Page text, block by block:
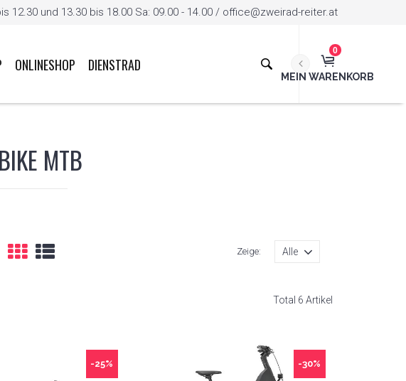
12.30 und 13.30 bis 18.00 Sa: 09.00 - 14.00 / office@zweirad-reiter.at
0
MEIN WARENKORB
ONLINESHOP DIENSTRAD
MTB
Zeige:
Total 6 Artikel
-25% -30%